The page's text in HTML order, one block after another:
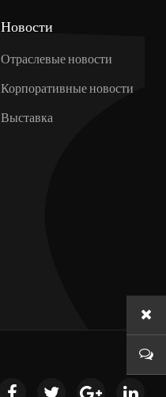
Новости
Отраслевые новости
Корпоративные новости
Выставка